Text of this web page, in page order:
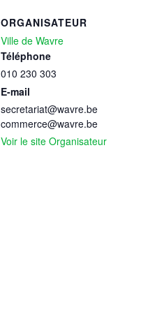
ORGANISATEUR
Ville de Wavre
Téléphone
010 230 303
E-mail
secretariat@wavre.be
commerce@wavre.be
Voir le site Organisateur